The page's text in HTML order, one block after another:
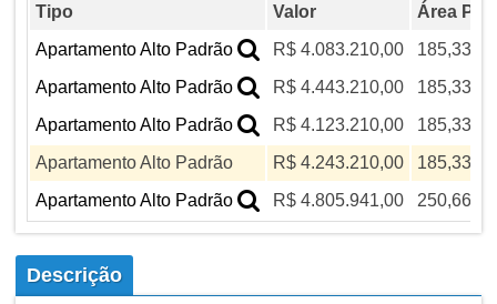
Tipo Valor
Área
Apartamento Alto Padrão
R$ 4.083.210,00
185,33 m²
Apartamento Alto Padrão
R$ 4.443.210,00
185,33 m²
Apartamento Alto Padrão
R$ 4.123.210,00
185,33 m²
Apartamento Alto Padrão
R$ 4.243.210,00
185,33 m²
Apartamento Alto Padrão
R$ 4.805.941,00 250,66 m²
Descrição